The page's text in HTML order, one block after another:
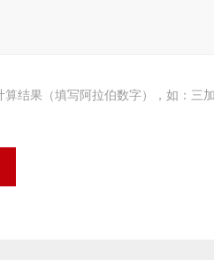
算结果（填写阿拉伯数字），如：三